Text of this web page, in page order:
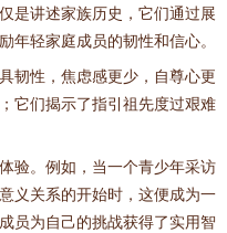
是讲述家族历史，它们通过展
年轻家庭成员的韧性和信心。
韧性，焦虑感更少，自尊心更
它们揭示了指引祖先度过艰难
验。例如，当一个青少年采访
义关系的开始时，这便成为一
员为自己的挑战获得了实用智